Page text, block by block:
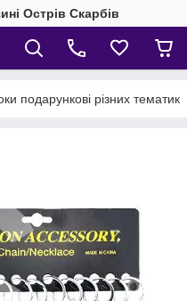
Острів Скарбів
подарункові різних тематик